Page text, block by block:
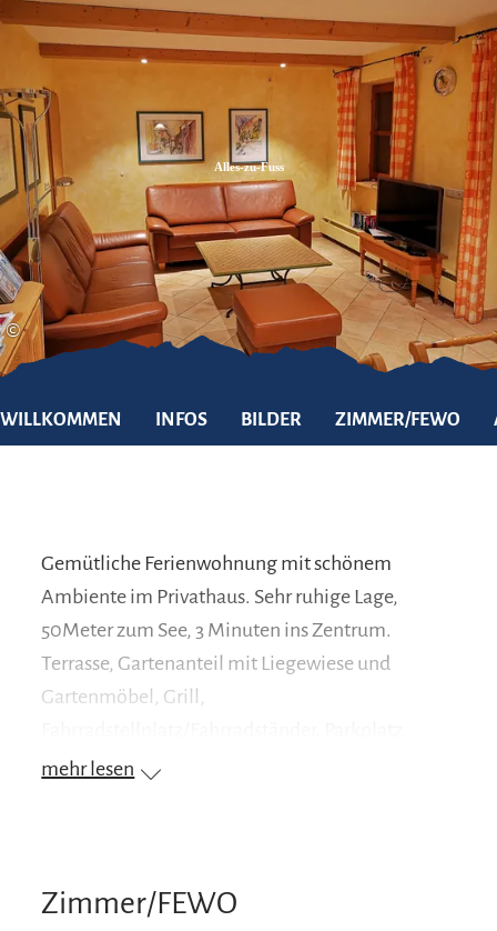
Zum
Inhalt
Zur
Suche
Zum
Footer
©
Alles-zu-Fuss
WILLKOMMEN INFOS BILDER ZIMMER/FEWO
Gemütliche Ferienwohnung mit schönem
Ambiente im Privathaus. Sehr ruhige Lage,
50Meter zum See, 3 Minuten ins Zentrum.
Terrasse, Gartenanteil mit Liegewiese und
Gartenmöbel, Grill,
Nichtraucherwohnung, keine Haustiere
mehr lesen
Zimmer/FEWO